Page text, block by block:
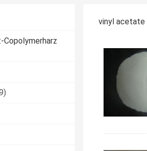
vinyl acetate